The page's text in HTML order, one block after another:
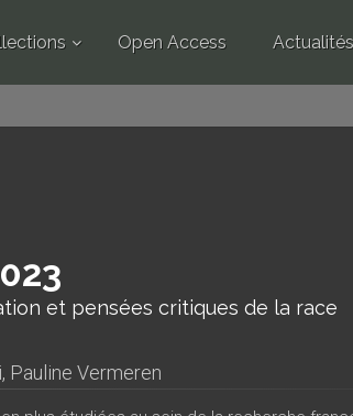
Open Access Actualités
et pensées critiques de la race
, Pauline Vermeren